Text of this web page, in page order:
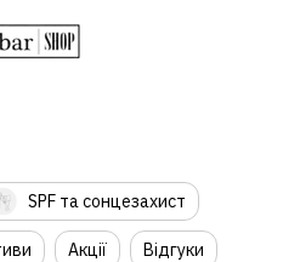
SPF та сонцезахист
Акції Відгуки